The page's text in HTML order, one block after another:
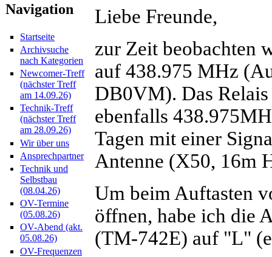
Navigation
Startseite
Archivsuche
nach Kategorien
Newcomer-Treff
(nächster Treff
am 14.09.26)
Technik-Treff
(nächster Treff
am 28.09.26)
Wir über uns
Ansprechpartner
Technik und
Selbstbau
(08.04.26)
OV-Termine
(05.08.26)
OV-Abend (akt.
05.08.26)
OV-Frequenzen
Liebe Freunde,
zur Zeit beobachten
auf 438.975 MHz
DB0VM). Das
ebenfalls
Tagen mit einer
Antenne (X50, 16m
Um beim Auftasten
öffnen, habe ich die
(TM-742E) auf "L"